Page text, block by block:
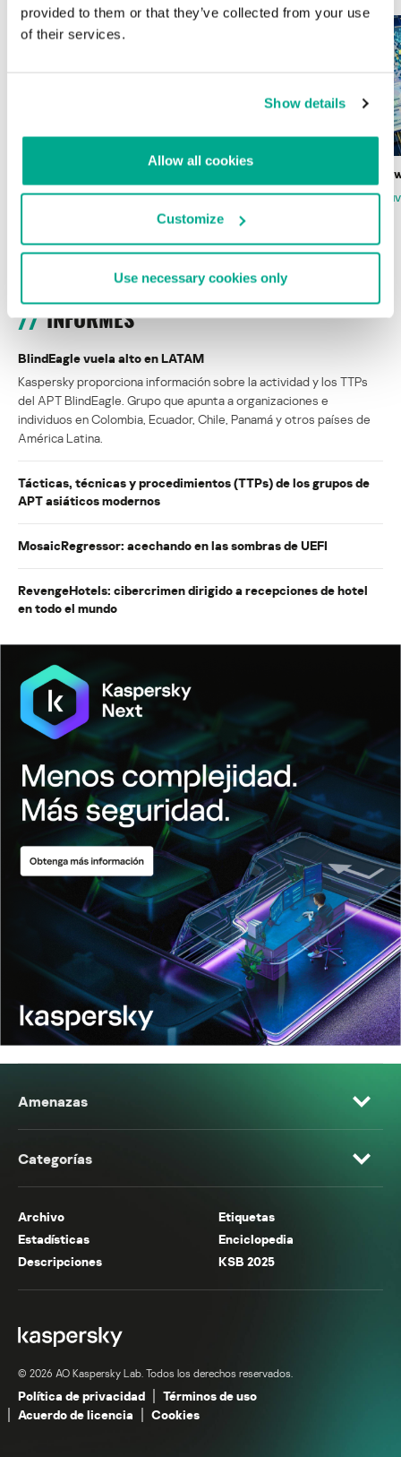
provided to them or that they’ve collected from your use
of their services.
Show details
Allow all cookies
Customize
Use necessary cookies only
la Copa Mundial de Fútbol 2026
Estado del
FABIO ASSOLINI MARC
INFORMES
BlindEagle vuela alto en LATAM
Kaspersky proporciona información sobre la actividad y los TTPs
del APT BlindEagle. Grupo que apunta a organizaciones e
individuos en Colombia, Ecuador, Chile, Panamá y otros países de
América Latina.
Tácticas, técnicas y procedimientos (TTPs) de los grupos de
APT asiáticos modernos
MosaicRegressor: acechando en las sombras de UEFI
RevengeHotels: cibercrimen dirigido a recepciones de hotel
en todo el mundo
Amenazas
Categorías
Archivo
Etiquetas
Estadísticas
Enciclopedia
Descripciones
KSB 2025
© 2026 AO Kaspersky Lab. Todos los derechos reservados.
Política de privacidad
Términos de uso
Acuerdo de licencia
Cookies